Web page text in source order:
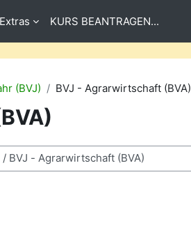
KURS BEANTRAGEN...
(BVJ) BVJ - Agrarwirtschaft (BVA)
des cours